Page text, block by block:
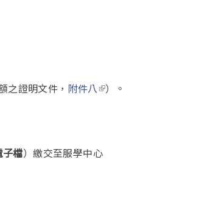
之證明文件， 附件八(link is external)
）。
子檔）繳交至服學中心